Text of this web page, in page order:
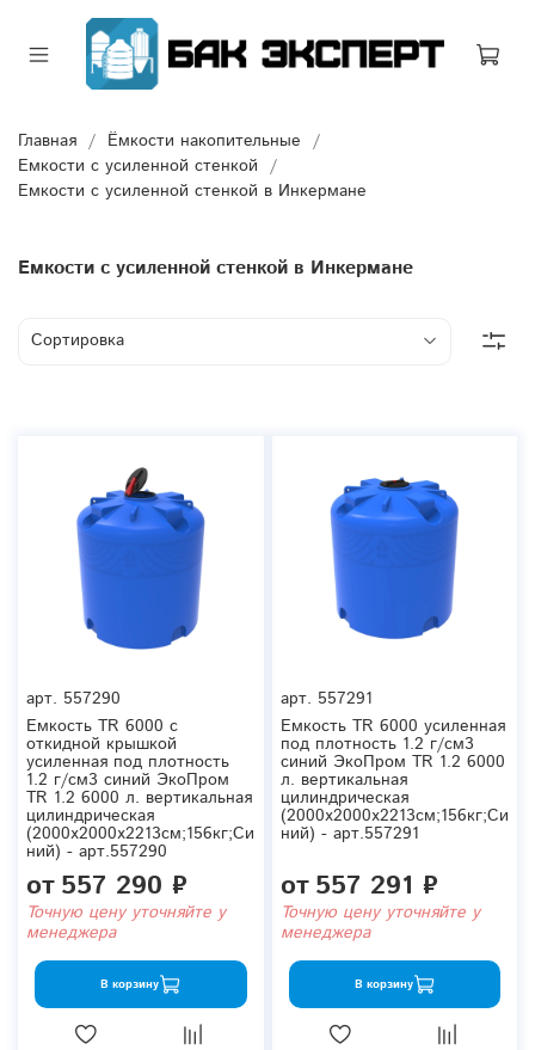
Главная
Ёмкости накопительные
Емкости с усиленной стенкой
Емкости с усиленной стенкой в Инкермане
Емкости с усиленной стенкой в Инкермане
арт. 557290
Емкость TR 6000 с
откидной крышкой
усиленная под плотность
1.2 г/см3 синий ЭкоПром
TR 1.2 6000 л. вертикальная
цилиндрическая
(2000x2000x2213см;156кг;Си
ний) - арт.557290
от557 290 ₽
Точную цену уточняйте у
менеджера
В корзину
арт. 557291
Емкость TR 6000 усиленная
под плотность 1.2 г/см3
синий ЭкоПром TR 1.2 6000
л. вертикальная
цилиндрическая
(2000x2000x2213см;156кг;Си
ний) - арт.557291
от557 291 ₽
Точную цену уточняйте у
менеджера
В корзину